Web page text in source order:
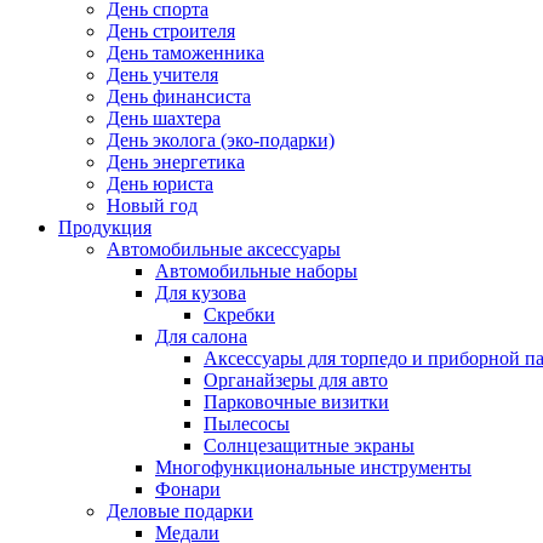
День спорта
День строителя
День таможенника
День учителя
День финансиста
День шахтера
День эколога (эко-подарки)
День энергетика
День юриста
Новый год
Продукция
Автомобильные аксессуары
Автомобильные наборы
Для кузова
Скребки
Для салона
Аксессуары для торпедо и приборной
Органайзеры для авто
Парковочные визитки
Пылесосы
Солнцезащитные экраны
Многофункциональные инструменты
Фонари
Деловые подарки
Медали